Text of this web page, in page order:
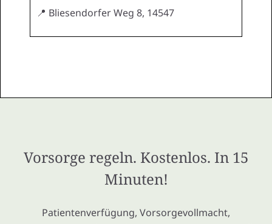
📍 Bliesendorfer Weg 8, 14547
Vorsorge regeln. Kostenlos. In 15
Minuten!
Patientenverfügung, Vorsorgevollmacht,